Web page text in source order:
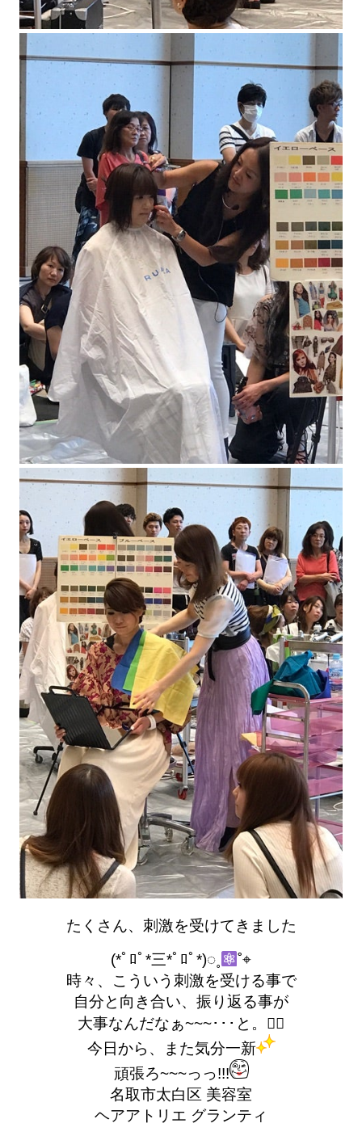
たくさん、刺激を受けてきました
(*ﾟﾛﾟ*三*ﾟﾛﾟ*)◌˳
˚⌖
時々、こういう刺激を受ける事で
自分と向き合い、振り返る事が
大事なんだなぁ~~~･･･と。笑⃝
今日から、また気分一新
頑張ろ~~~っっ!!!
名取市太白区 美容室
ヘアアトリエ グランティ